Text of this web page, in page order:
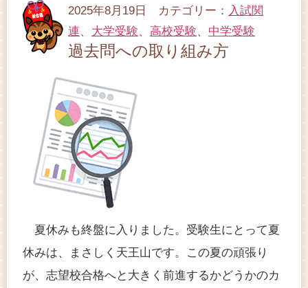
2025年8月19日 カテゴリー： 入試関
連、 大学受験、 高校受験、 中学受験
過去問への取り組み方
夏休みも終盤に入りました。受験生にとって夏
休みは、まさしく天王山です。この夏の頑張り
が、志望校合格へと大きく前進するかどうかのカ